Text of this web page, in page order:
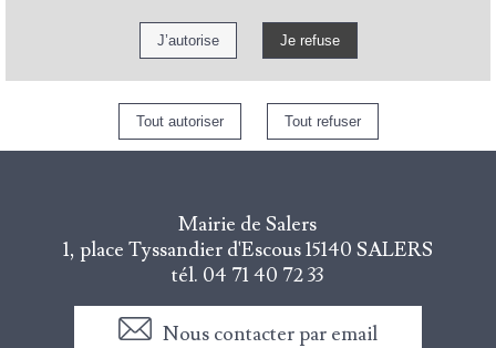
Mairie de Salers
1, place Tyssandier d'Escous15140 SALERS
tél. 04 71 40 72 33
Nous contacter par email